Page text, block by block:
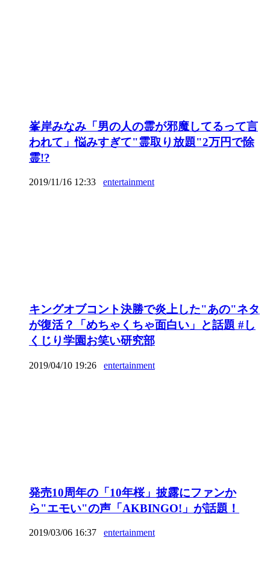
峯岸みなみ「男の人の霊が邪魔してるって言
われて」悩みすぎて"霊取り放題"2万円で除
霊!?
2019/11/16 12:33 entertainment
キングオブコント決勝で炎上した"あの"ネタ
が復活？「めちゃくちゃ面白い」と話題 #し
くじり学園お笑い研究部
2019/04/10 19:26 entertainment
発売10周年の「10年桜」披露にファンか
ら"エモい"の声「AKBINGO!」が話題！
2019/03/06 16:37 entertainment